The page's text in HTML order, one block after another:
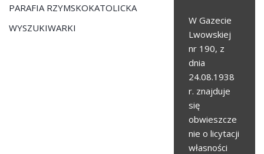
PARAFIA RZYMSKOKATOLICKA
WYSZUKIWARKI
W Gazecie
Lwowskiej
nr 190, z
dnia
24.08.1938
r. znajduje
się
obwieszcze
nie o licytacji
własności